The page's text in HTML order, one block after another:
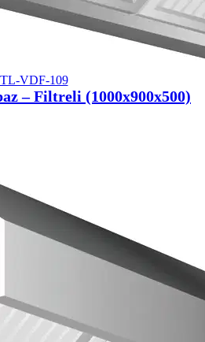
VDF-109
– Filtreli (1000x900x500)